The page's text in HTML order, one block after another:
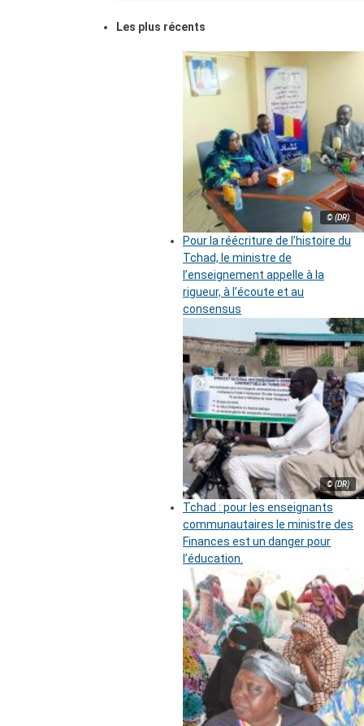
Les plus récents
© (DR)
Pour la réécriture de l’histoire du
Tchad, le ministre de
l’enseignement appelle à la
rigueur, à l’écoute et au
consensus
© (DR)
Tchad : pour les enseignants
communautaires le ministre des
Finances est un danger pour
l’éducation.